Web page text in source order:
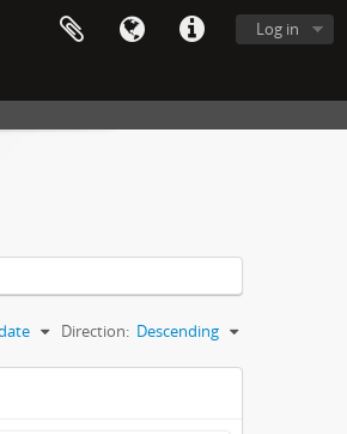
Log in
Direction: Descending